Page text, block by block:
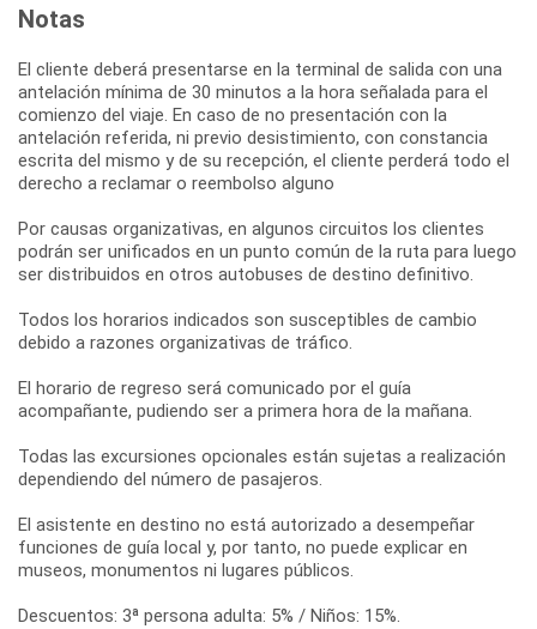
Notas
El cliente deberá presentarse en la terminal de salida con una
antelación mínima de 30 minutos a la hora señalada para el
comienzo del viaje. En caso de no presentación con la
antelación referida, ni previo desistimiento, con constancia
escrita del mismo y de su recepción, el cliente perderá todo el
derecho a reclamar o reembolso alguno
Por causas organizativas, en algunos circuitos los clientes
podrán ser unificados en un punto común de la ruta para luego
ser distribuidos en otros autobuses de destino definitivo.
Todos los horarios indicados son susceptibles de cambio
debido a razones organizativas de tráfico.
El horario de regreso será comunicado por el guía
acompañante, pudiendo ser a primera hora de la mañana.
Todas las excursiones opcionales están sujetas a realización
dependiendo del número de pasajeros.
El asistente en destino no está autorizado a desempeñar
funciones de guía local y, por tanto, no puede explicar en
museos, monumentos ni lugares públicos.
Descuentos: 3ª persona adulta: 5% / Niños: 15%.